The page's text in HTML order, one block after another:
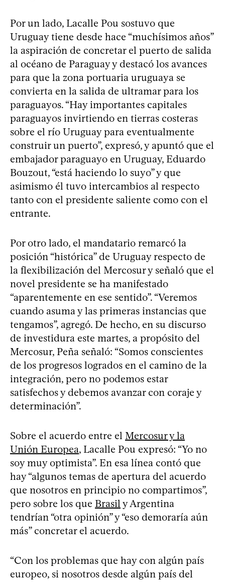
Por un lado, Lacalle Pou sostuvo que
Uruguay tiene desde hace “muchísimos años”
la aspiración de concretar el puerto de salida
al océano de Paraguay y destacó los avances
para que la zona portuaria uruguaya se
convierta en la salida de ultramar para los
paraguayos. “Hay importantes capitales
paraguayos invirtiendo en tierras costeras
sobre el río Uruguay para eventualmente
construir un puerto”, expresó, y apuntó que el
embajador paraguayo en Uruguay, Eduardo
Bouzout, “está haciendo lo suyo” y que
asimismo él tuvo intercambios al respecto
tanto con el presidente saliente como con el
entrante.
Por otro lado, el mandatario remarcó la
posición “histórica” de Uruguay respecto de
la flexibilización del Mercosur y señaló que el
novel presidente se ha manifestado
“aparentemente en ese sentido”. “Veremos
cuando asuma y las primeras instancias que
tengamos”, agregó. De hecho, en su discurso
de investidura este martes, a propósito del
Mercosur, Peña señaló: “Somos conscientes
de los progresos logrados en el camino de la
integración, pero no podemos estar
satisfechos y debemos avanzar con coraje y
determinación”.
Sobre el acuerdo entre el Mercosur y la
Unión Europea, Lacalle Pou expresó: “Yo no
soy muy optimista”. En esa línea contó que
hay “algunos temas de apertura del acuerdo
que nosotros en principio no compartimos”,
pero sobre los que Brasil y Argentina
tendrían “otra opinión” y “eso demoraría aún
más” concretar el acuerdo.
“Con los problemas que hay con algún país
europeo, si nosotros desde algún país del